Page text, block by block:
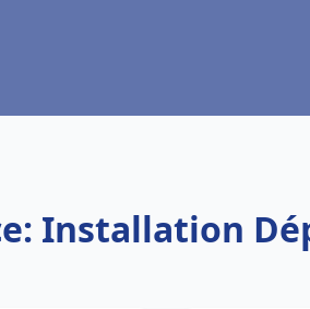
Installation